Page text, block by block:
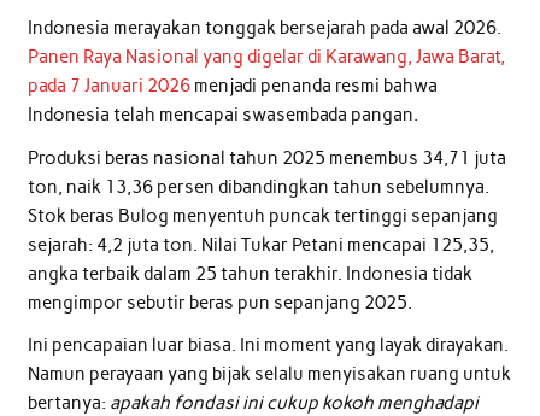
Indonesia merayakan tonggak bersejarah pada awal 2026.
Panen Raya Nasional yang digelar di Karawang, Jawa Barat,
pada 7 Januari 2026menjadi penanda resmi bahwa
Indonesia telah mencapai swasembada pangan.
Produksi beras nasional tahun 2025 menembus 34,71 juta
ton, naik 13,36 persen dibandingkan tahun sebelumnya.
Stok beras Bulog menyentuh puncak tertinggi sepanjang
sejarah: 4,2 juta ton. Nilai Tukar Petani mencapai 125,35,
angka terbaik dalam 25 tahun terakhir. Indonesia tidak
mengimpor sebutir beras pun sepanjang 2025.
Ini pencapaian luar biasa. Ini moment yang layak dirayakan.
Namun perayaan yang bijak selalu menyisakan ruang untuk
bertanya: apakah fondasi ini cukup kokoh menghadapi